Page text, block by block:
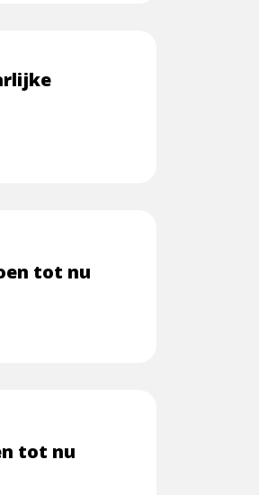
tot nu
tot nu